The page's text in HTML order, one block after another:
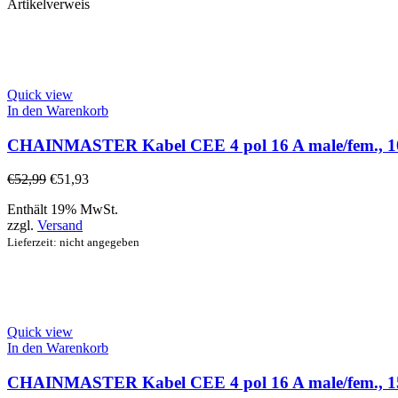
Artikelverweis
Quick view
In den Warenkorb
CHAINMASTER Kabel CEE 4 pol 16 A male/fem.,
€52,99 €51,93
Enthält 19% MwSt.
zzgl. Versand
Lieferzeit: nicht angegeben
Quick view
In den Warenkorb
CHAINMASTER Kabel CEE 4 pol 16 A male/fem.,